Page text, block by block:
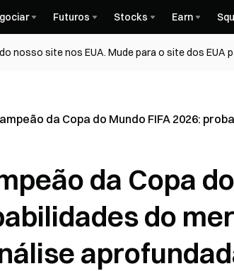
Futuros Stocks Earn
nosso site nos EUA. Mude para o site dos
da Copa do Mundo FIFA 2026:
da Copa
do